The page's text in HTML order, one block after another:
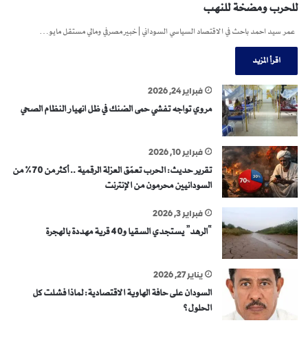
للحرب ومضخة للنهب
عمر سيد احمد باحث في الاقتصاد السياسي السوداني | خبير مصرفي ومالي مستقل مايو…
اقرأ المزيد
فبراير 24, 2026
مروي تواجه تفشي حمى الضنك في ظل انهيار النظام الصحي
فبراير 10, 2026
تقرير حديث: الحرب تعمّق العزلة الرقمية .. أكثر من 70% من
السودانيين محرمون من الإنترنت
فبراير 3, 2026
“الرهد” يستجدي السقيا و40 قرية مهددة بالهجرة
يناير 27, 2026
السودان على حافة الهاوية الاقتصادية: لماذا فشلت كل
الحلول؟